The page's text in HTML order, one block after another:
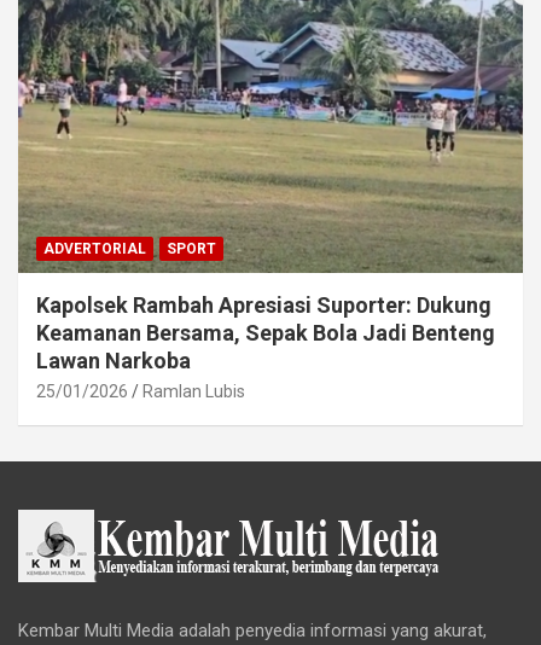
ADVERTORIAL SPORT
Kapolsek Rambah Apresiasi Suporter: Dukung
Keamanan Bersama, Sepak Bola Jadi Benteng
Lawan Narkoba
25/01/2026 Ramlan Lubis
Kembar Multi Media adalah penyedia informasi yang akurat,